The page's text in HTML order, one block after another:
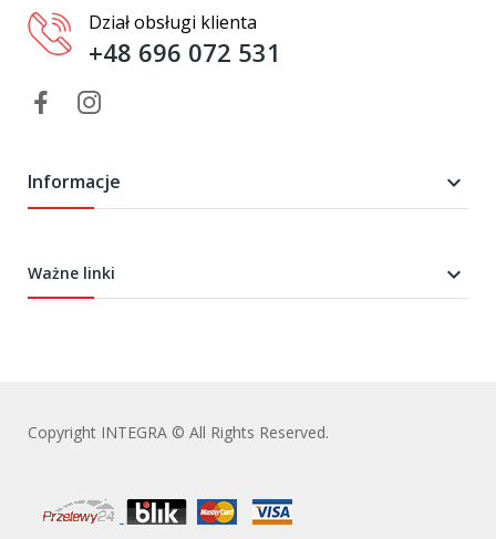
Dział obsługi klienta
+48 696 072 531
Informacje 
Ważne linki 
Copyright INTEGRA © All Rights Reserved.